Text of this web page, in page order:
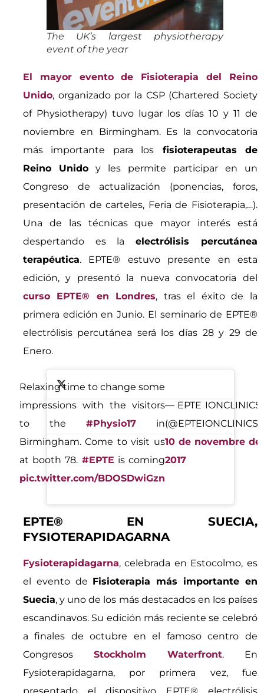
The UK’s largest physiotherapy
event of the year
El mayor evento de Fisioterapia del Reino
Unido, organizado por la CSP (Chartered Society
of Physiotherapy) tuvo lugar los días 10 y 11 de
noviembre en Birmingham. Es la convocatoria
más importante para los fisioterapeutas de
Reino Unidoy les permite participar en un
Congreso de actualización (ponencias, foros,
presentación de carteles, Feria de Fisioterapia,…).
Una de las técnicas que mayor interés está
despertando es laelectrólisis percutánea
terapéutica. EPTE® estuvo presente en esta
edición, y presentó la nueva convocatoria del
curso EPTE® en Londres, tras el éxito de la
primera edición en Junio. El seminario de EPTE®
electrólisis percutánea será los días 28 y 29 de
Enero.
Relaxing time to change some
impressions with the visitors
to the #Physio17in
Birmingham. Come to visit us
at booth 78. #EPTE is coming
pic.twitter.com/BDOSDwiGzn
— EPTE IONCLINICS
(@EPTEIONCLINICS)
10 de novembre de
2017
EPTE® EN SUECIA,
FYSIOTERAPIDAGARNA
Fysioterapidagarna, celebrada en Estocolmo, es
el evento de Fisioterapia más importante en
Suecia, y uno de los más destacados en los países
escandinavos. Su edición más reciente se celebró
a finales de octubre en el famoso centro de
Congresos Stockholm Waterfront. En
Fysioterapidagarna, por primera vez, fue